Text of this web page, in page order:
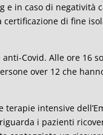
e in caso di negatività
di fine
Covid. Alle ore 16
over 12 che
intensive
i pazienti